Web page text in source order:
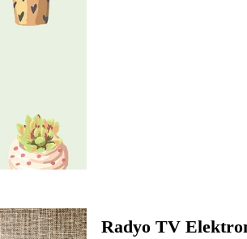
Radyo TV